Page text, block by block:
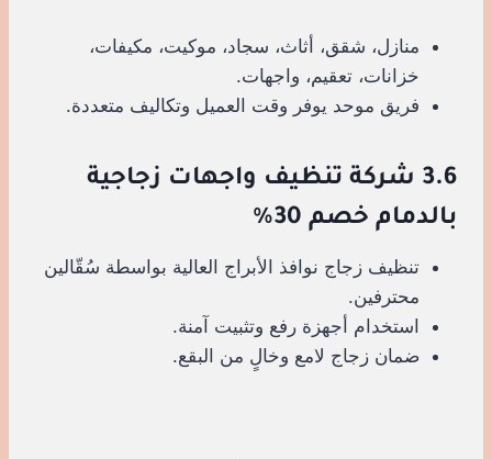
منازل، شقق، أثاث، سجاد، موكيت، مكيفات،
خزانات، تعقيم، واجهات.
فريق موحد يوفر وقت العميل وتكاليف متعددة.
3.6 شركة تنظيف واجهات زجاجية
بالدمام خصم 30%
تنظيف زجاج نوافذ الأبراج العالية بواسطة سُقّالين
محترفين.
استخدام أجهزة رفع وتثبيت آمنة.
ضمان زجاج لامع وخالٍ من البقع.